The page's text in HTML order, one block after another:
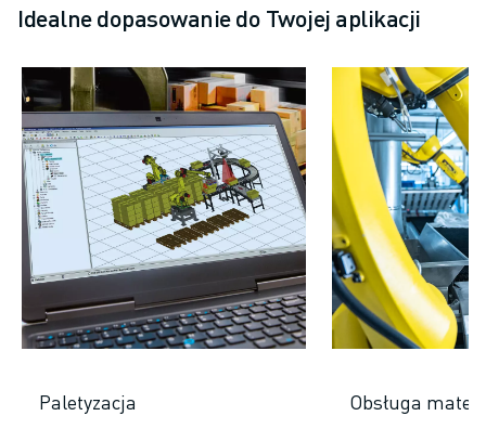
Idealne dopasowanie do Twojej aplikacji
Paletyzacja Obsługa